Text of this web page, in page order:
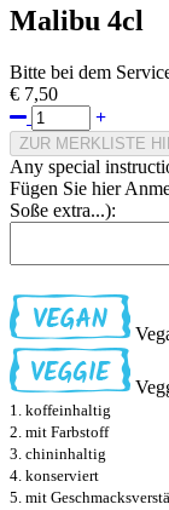
Malibu 4cl
Bitte bei dem
€ 7,50
ZUR MERKLISTE
Any special
Fügen Sie hier
Soße extra...):
1. koffeinhaltig
2. mit Farbstoff
3. chininhaltig
4. konserviert
5. mit